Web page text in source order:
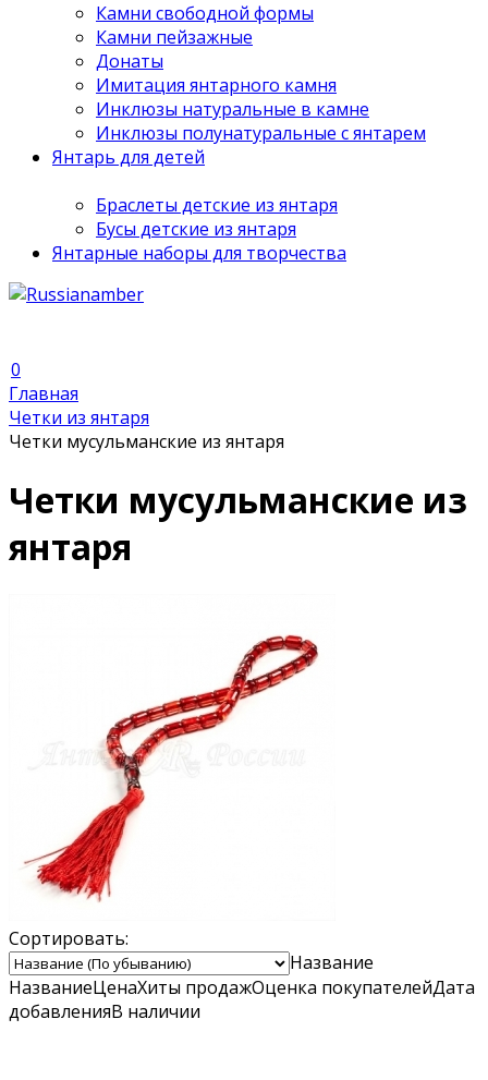
Камни свободной формы
Камни пейзажные
Донаты
Имитация янтарного камня
Инклюзы натуральные в камне
Инклюзы полунатуральные с янтарем
Янтарь для детей
Браслеты детские из янтаря
Бусы детские из янтаря
Янтарные наборы для творчества
0
Главная
Четки из янтаря
Четки мусульманские из янтаря
Четки мусульманские из
янтаря
Сортировать:
Название
НазваниеЦенаХиты продажОценка покупателейДата
добавленияВ наличии